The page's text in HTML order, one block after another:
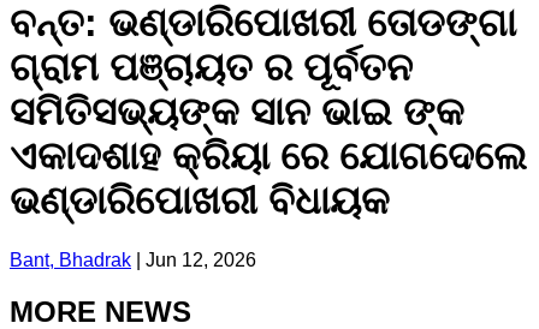
ବନ୍ତ: ଭଣ୍ଡାରିପୋଖରୀ ତୋଡଙ୍ଗା
ଗ୍ରାମ ପଞ୍ଚାୟତ ର ପୂର୍ବତନ
ସମିତିସଭ୍ୟଙ୍କ ସାନ ଭାଇ ଙ୍କ
ଏକାଦଶାହ କ୍ରିୟା ରେ ଯୋଗଦେଲେ
ଭଣ୍ଡାରିପୋଖରୀ ବିଧାୟକ
Bant, Bhadrak Jun 12, 2026
MORE NEWS